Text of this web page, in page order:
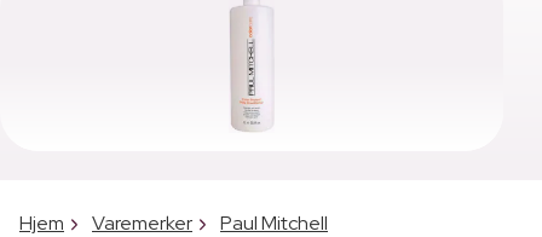
Hjem Varemerker
Paul Mitchell